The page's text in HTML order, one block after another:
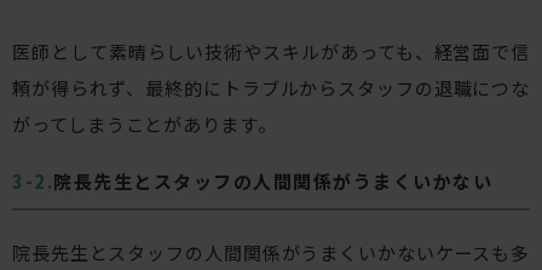
医師として素晴らしい技術やスキルがあっても、経営面で信
頼が得られず、最終的にトラブルからスタッフの退職につな
がってしまうことがあります。
院長先生とスタッフの人間関係がうまくいかない
院長先生とスタッフの人間関係がうまくいかないケースも多